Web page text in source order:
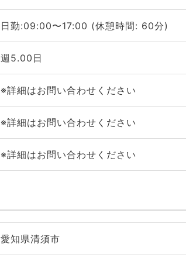
日勤:09:00〜17:00 (休憩時間: 60分)
週5.00日
※詳細はお問い合わせください
※詳細はお問い合わせください
※詳細はお問い合わせください
愛知県清須市